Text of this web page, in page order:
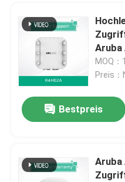
Aruba
MOQ
Preis
Bestpreis
Aruba